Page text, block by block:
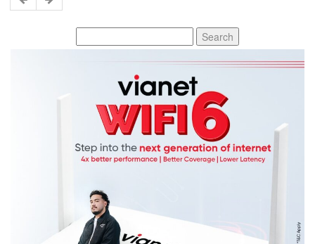
for: